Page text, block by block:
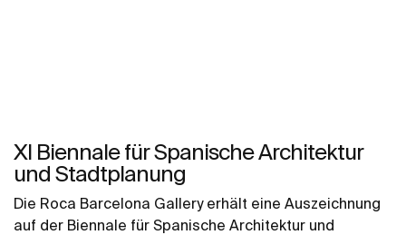
XI Biennale für Spanische Architektur
und Stadtplanung
Die Roca Barcelona Gallery erhält eine Auszeichnung
auf der Biennale für Spanische Architektur und